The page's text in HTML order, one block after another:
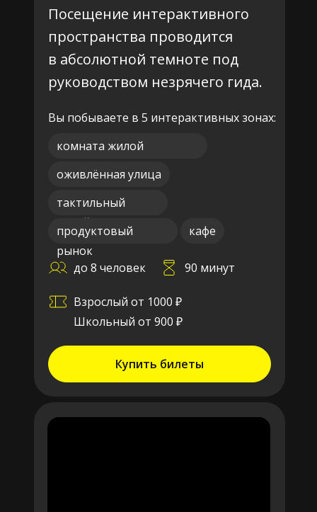
Посещение интерактивного
пространства проводится
в абсолютной темноте под
руководством незрячего гида.
Вы побываете в 5 интерактивных зонах:
комната жилой
оживлённая улица
тактильный
музей
продуктовый
рынок
кафе
до 8 человек 90 минут
Взрослый от 1000 ₽
Школьный от 900 ₽
Купить билеты